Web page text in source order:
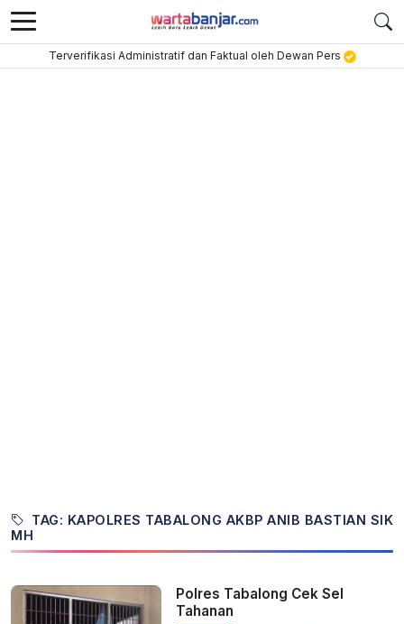
Terverifikasi Administratif dan Faktual oleh Dewan Pers
TAG: KAPOLRES TABALONG AKBP ANIB BASTIAN SIK
MH
Polres Tabalong Cek Sel
Tahanan